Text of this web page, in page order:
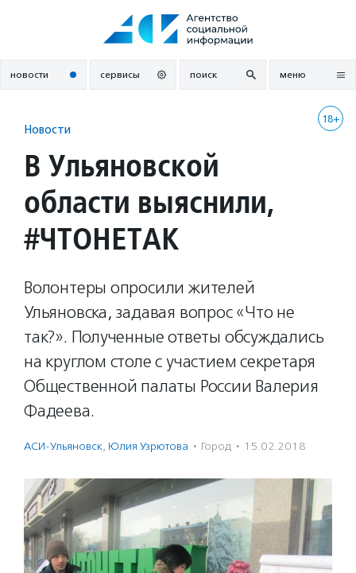
новости сервисы поиск меню
18+
Новости
В Ульяновской
области выяснили,
#ЧТОНЕТАК
Волонтеры опросили жителей
Ульяновска, задавая вопрос «Что не
так?». Полученные ответы обсуждались
на круглом столе с участием секретаря
Общественной палаты России Валерия
Фадеева.
АСИ-Ульяновск, Юлия Узрютова · Город · 15.02.2018